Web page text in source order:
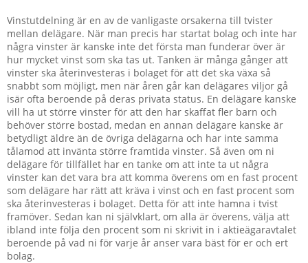
Vinstutdelning är en av de vanligaste orsakerna till tvister
mellan delägare. När man precis har startat bolag och inte har
några vinster är kanske inte det första man funderar över är
hur mycket vinst som ska tas ut. Tanken är många gånger att
vinster ska återinvesteras i bolaget för att det ska växa så
snabbt som möjligt, men när åren går kan delägares viljor gå
isär ofta beroende på deras privata status. En delägare kanske
vill ha ut större vinster för att den har skaffat fler barn och
behöver större bostad, medan en annan delägare kanske är
betydligt äldre än de övriga delägarna och har inte samma
tålamod att invänta större framtida vinster. Så även om ni
delägare för tillfället har en tanke om att inte ta ut några
vinster kan det vara bra att komma överens om en fast procent
som delägare har rätt att kräva i vinst och en fast procent som
ska återinvesteras i bolaget. Detta för att inte hamna i tvist
framöver. Sedan kan ni självklart, om alla är överens, välja att
ibland inte följa den procent som ni skrivit in i aktieägaravtalet
beroende på vad ni för varje år anser vara bäst för er och ert
bolag.